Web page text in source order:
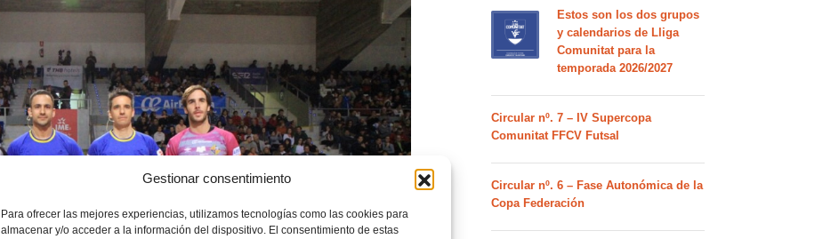
Gestionar consentimiento
Para ofrecer las mejores experiencias, utilizamos tecnologías como las cookies para
almacenar y/o acceder a la información del dispositivo. El consentimiento de estas
Estos son los dos grupos
y calendarios de Lliga
Comunitat para la
temporada 2026/2027
Circular nº. 7 – IV Supercopa
Comunitat FFCV Futsal
Circular nº. 6 – Fase Autonómica de la
Copa Federación